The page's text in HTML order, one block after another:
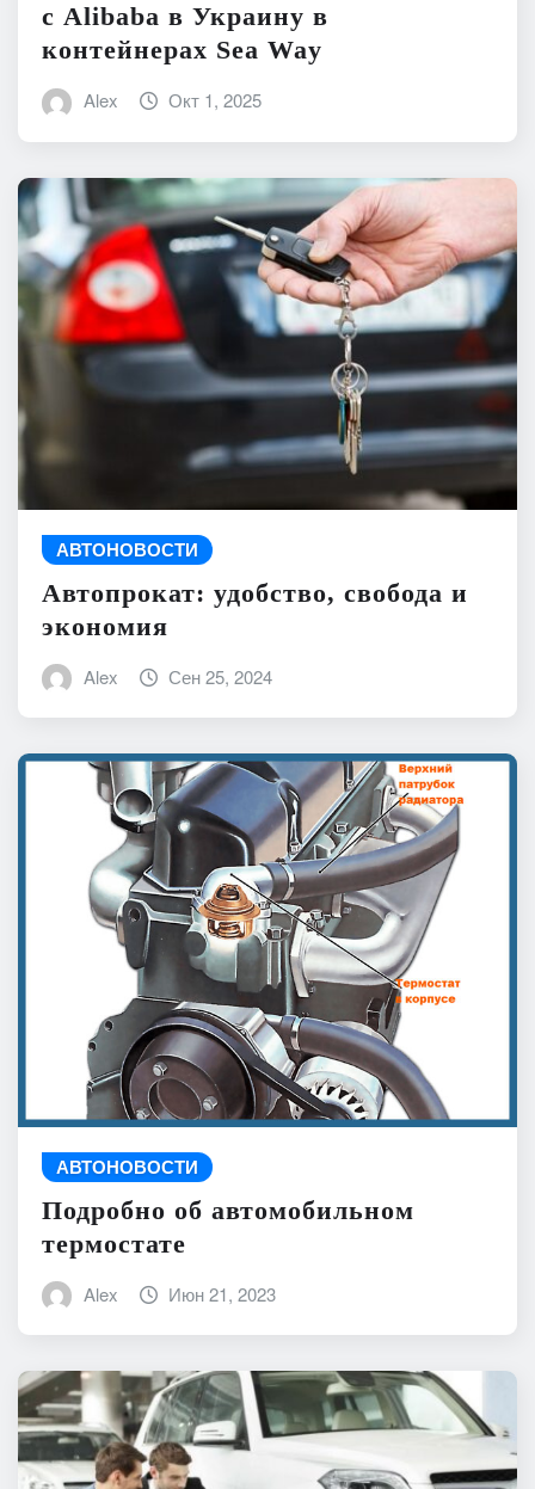
с Alibaba в Украину в
контейнерах Sea Way
Alex Окт 1, 2025
АВТОНОВОСТИ
Автопрокат: удобство, свобода и
экономия
Alex Сен 25, 2024
АВТОНОВОСТИ
Подробно об автомобильном
термостате
Alex Июн 21, 2023